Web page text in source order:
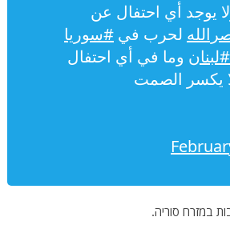
يوجد أي احتفال عن
لحرب في #سوريا
#لبنان وما في أي احتفال
يكسر الصمت